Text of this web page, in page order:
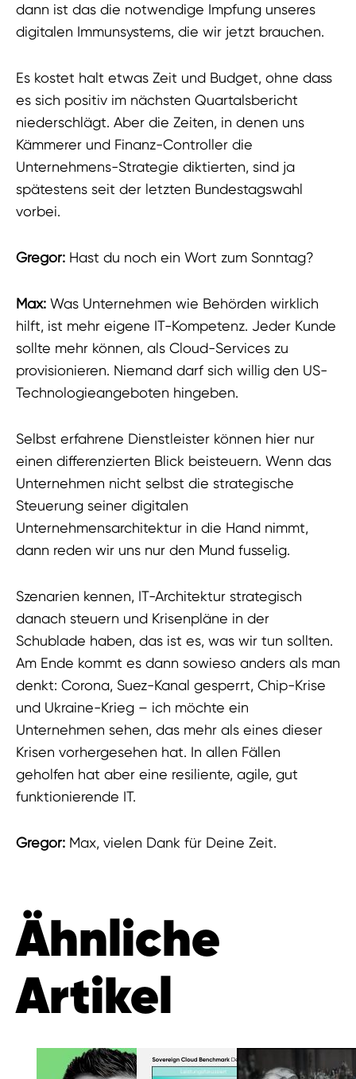
dann ist das die notwendige Impfung unseres
digitalen Immunsystems, die wir jetzt brauchen.
Es kostet halt etwas Zeit und Budget, ohne dass
es sich positiv im nächsten Quartalsbericht
niederschlägt. Aber die Zeiten, in denen uns
Kämmerer und Finanz-Controller die
Unternehmens-Strategie diktierten, sind ja
spätestens seit der letzten Bundestagswahl
vorbei.
Gregor: Hast du noch ein Wort zum Sonntag?
Max: Was Unternehmen wie Behörden wirklich
hilft, ist mehr eigene IT-Kompetenz. Jeder Kunde
sollte mehr können, als Cloud-Services zu
provisionieren. Niemand darf sich willig den US-
Technologieangeboten hingeben.
Selbst erfahrene Dienstleister können hier nur
einen differenzierten Blick beisteuern. Wenn das
Unternehmen nicht selbst die strategische
Steuerung seiner digitalen
Unternehmensarchitektur in die Hand nimmt,
dann reden wir uns nur den Mund fusselig.
Szenarien kennen, IT-Architektur strategisch
danach steuern und Krisenpläne in der
Schublade haben, das ist es, was wir tun sollten.
Am Ende kommt es dann sowieso anders als man
denkt: Corona, Suez-Kanal gesperrt, Chip-Krise
und Ukraine-Krieg – ich möchte ein
Unternehmen sehen, das mehr als eines dieser
Krisen vorhergesehen hat. In allen Fällen
geholfen hat aber eine resiliente, agile, gut
funktionierende IT.
Gregor: Max, vielen Dank für Deine Zeit.
Ähnliche
Artikel